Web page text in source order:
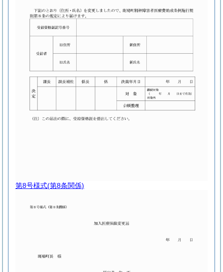
第8号様式(第8条関係)